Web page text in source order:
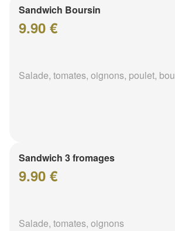
Sandwich Boursin
9.90 €
Salade, tomates, oignons, poulet,
Sandwich 3 fromages
9.90 €
Salade, tomates, oignons